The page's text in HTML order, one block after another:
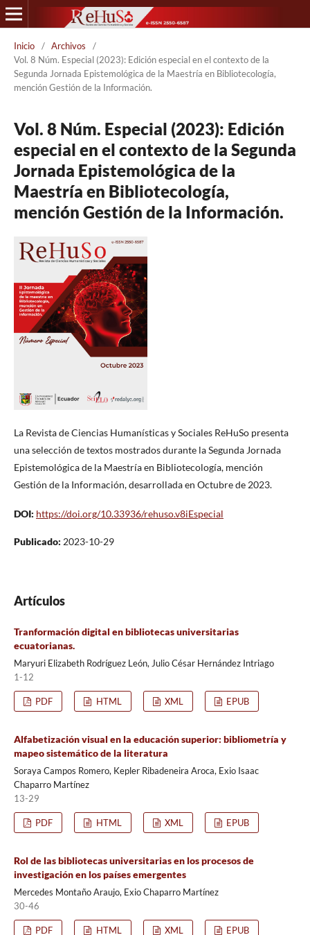
Inicio / Archivos
/
Vol. 8 Núm. Especial (2023): Edición especial en el contexto de la
Segunda Jornada Epistemológica de la Maestría en Bibliotecología,
mención Gestión de la Información.
Vol. 8 Núm. Especial (2023): Edición
especial en el contexto de la Segunda
Jornada Epistemológica de la
Maestría en Bibliotecología,
mención Gestión de la Información.
La Revista de Ciencias Humanísticas y Sociales ReHuSo presenta
una selección de textos mostrados durante la Segunda Jornada
Epistemológica de la Maestría en Bibliotecología, mención
Gestión de la Información, desarrollada en Octubre de 2023.
DOI: https://doi.org/10.33936/rehuso.v8iEspecial
Publicado: 2023-10-29
Artículos
Tranformación digital en bibliotecas universitarias
ecuatorianas.
Maryuri Elizabeth Rodríguez León, Julio César Hernández Intriago
1-12
PDF HTML XML EPUB
Alfabetización visual en la educación superior: bibliometría y
mapeo sistemático de la literatura
Soraya Campos Romero, Kepler Ribadeneira Aroca, Exio Isaac
Chaparro Martínez
13-29
PDF HTML XML EPUB
Rol de las bibliotecas universitarias en los procesos de
investigación en los países emergentes
Mercedes Montaño Araujo, Exio Chaparro Martínez
30-46
PDF HTML XML EPUB